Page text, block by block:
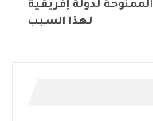
الممنوحة لدولة إفريقية
لهذا السبب